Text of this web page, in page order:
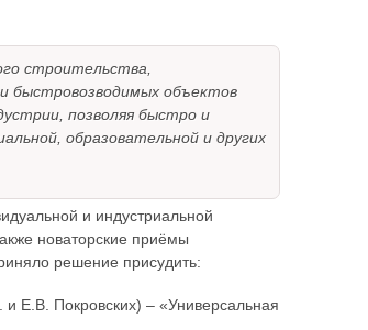
строительства,
быстровозводимых объектов
позволяя быстро и
образовательной и других
и индустриальной
новаторские приёмы
решение присудить:
Е.В. Покровских) – «Универсальная